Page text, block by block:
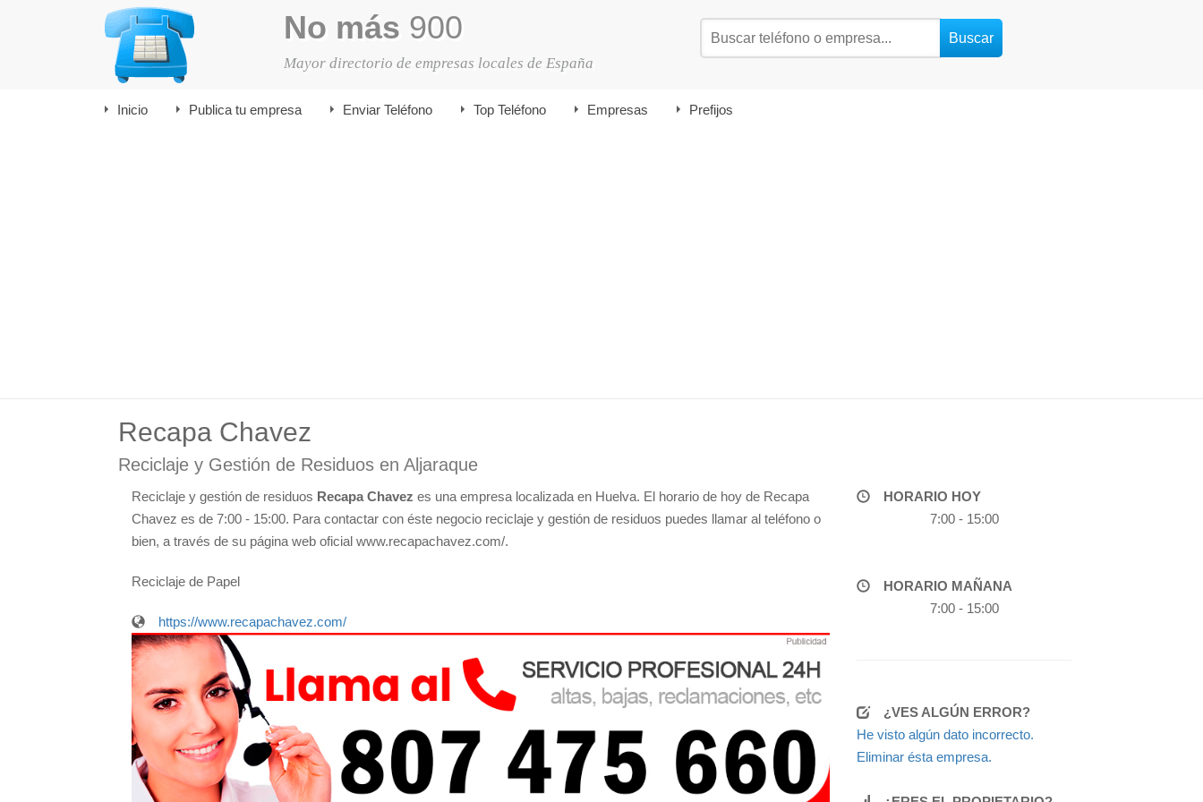
No más 900
Mayor directorio de empresas locales de España
Inicio Publica tu empresa Enviar Teléfono Top Teléfono Empresas Prefijos
Recapa Chavez
Reciclaje y Gestión de Residuos en Aljaraque
Reciclaje y gestión de residuos Recapa Chavez es una empresa localizada en Huelva. El horario de hoy de Recapa
Chavez es de 7:00 - 15:00. Para contactar con éste negocio reciclaje y gestión de residuos puedes llamar al teléfono o
bien, a través de su página web oficial www.recapachavez.com/.
Reciclaje de Papel
https://www.recapachavez.com/
HORARIO HOY
7:00 - 15:00
HORARIO MAÑANA
7:00 - 15:00
¿VES ALGÚN ERROR?
He visto algún dato incorrecto.
Eliminar ésta empresa.